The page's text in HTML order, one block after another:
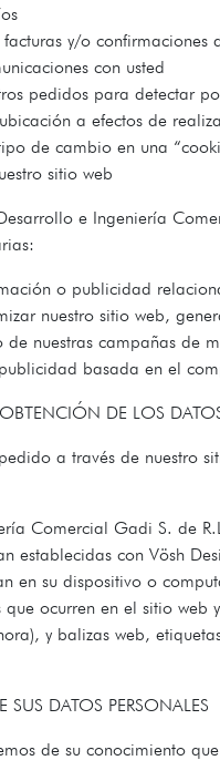
y/o confirmaciones
con usted
pedidos para detectar
a efectos de
de cambio en una
sitio web
e Ingeniería
o publicidad
nuestro sitio web,
de nuestras campañas de
basada en el
DE LOS
a través de nuestro
Comercial Gadi S. de
establecidas con Vösh
en su dispositivo o
que ocurren en el sitio
y balizas web,
SUS DATOS PERSONALES
de su conocimiento